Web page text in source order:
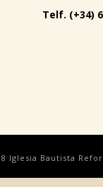
Telf. (+34)
Iglesia Bautista